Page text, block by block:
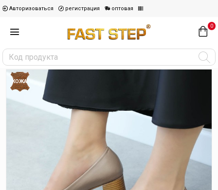
Авторизоваться регистрация оптовая
0
КОЖА